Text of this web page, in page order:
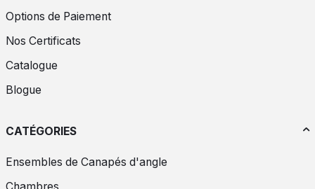
Options de Paiement
Nos Certificats
Catalogue
Blogue
CATÉGORIES
Ensembles de Canapés d'angle
Chambres